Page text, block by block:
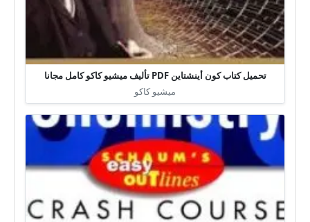
تحميل كتاب كون أينشتاين PDF تأليف ميشيو كاكو كامل مجانا
ميشيو كاكو